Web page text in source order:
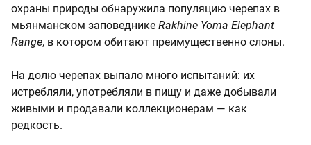
охраны природы обнаружила популяцию черепах в
мьянманском заповеднике Rakhine Yoma Elephant
Range, в котором обитают преимущественно слоны.
На долю черепах выпало много испытаний: их
истребляли, употребляли в пищу и даже добывали
живыми и продавали коллекционерам — как
редкость.